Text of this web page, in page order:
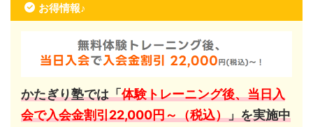
お得情報♪
かたぎり塾では「体験トレーニング後、当日入
会で入会金割引22,000円～（税込）」を実施中